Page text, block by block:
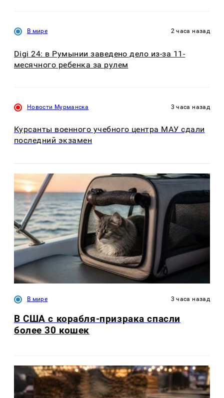
В мире 2 часа назад
Digi 24: в Румынии заведено дело из-за 11-
месячного ребенка за рулем
Новости Мурманска 3 часа назад
Курсанты военного учебного центра МАУ сдали
последний экзамен
В мире 3 часа назад
В США с корабля-призрака спасли
более 30 кошек